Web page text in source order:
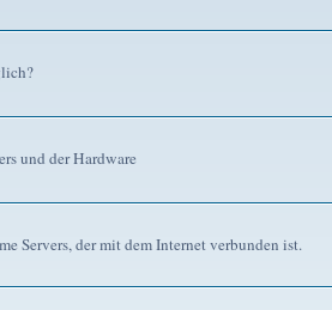
und der Hardware
Servers, der mit dem Internet verbunden ist.